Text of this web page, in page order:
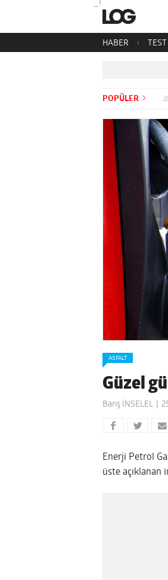
HABER TEST
POPÜLER
ASFALT
Güzel
Barış İNSELEL
Enerji Petrol
üste açıklanan